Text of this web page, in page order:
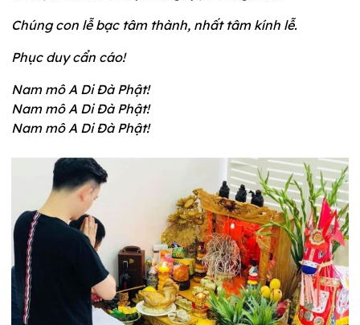
Chúng con lễ bạc tâm thành, nhất tâm kính lễ.
Phục duy cẩn cáo!
Nam mô A Di Đà Phật!
Nam mô A Di Đà Phật!
Nam mô A Di Đà Phật!